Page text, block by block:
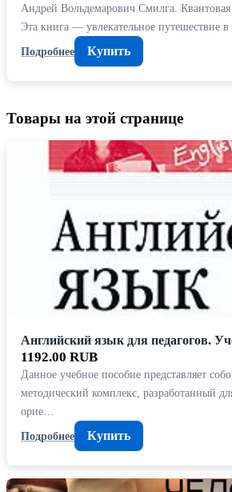
Андрей Вольдемарович Смилга. Квантовая
Эта книга — увлекательное путешествие
Подробнее
Купить
Товары на этой странице
Английский язык для педагогов.
1192.00 RUB
Данное учебное пособие представляет
методический комплекс, разработанный
орие…
Подробнее
Купить